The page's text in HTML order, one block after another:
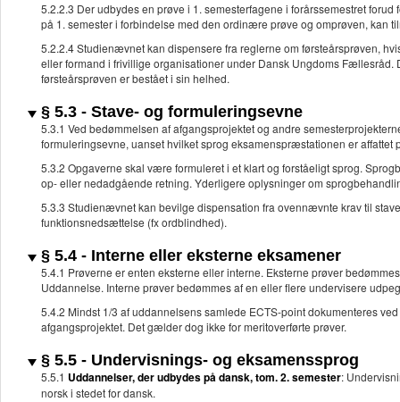
5.2.2.3 Der udbydes en prøve i 1. semesterfagene i forårssemestret
på 1. semester i forbindelse med den ordinære prøve og omprøven, kan
5.2.2.4 Studienævnet kan dispensere fra reglerne om førsteårsprøven,
eller formand i frivillige organisationer under Dansk Ungdoms
førsteårsprøven er bestået i sin helhed.
§ 5.3 - Stave- og formuleringsevne
5.3.1 Ved bedømmelsen af afgangsprojektet og andre
formuleringsevne, uanset hvilket sprog eksamenspræstationen er affattet
5.3.2 Opgaverne skal være formuleret i et klart og forståeligt sprog.
op- eller nedadgående retning. Yderligere oplysninger om
5.3.3 Studienævnet kan bevilge dispensation fra ovennævnte krav til
funktionsnedsættelse (fx ordblindhed).
§ 5.4 - Interne eller eksterne eksamener
5.4.1 Prøverne er enten eksterne eller interne. Eksterne prøver
Uddannelse. Interne prøver bedømmes af en eller flere undervisere
5.4.2 Mindst 1/3 af uddannelsens samlede ECTS-point dokumenteres
afgangsprojektet. Det gælder dog ikke for meritoverførte prøver.
§ 5.5 - Undervisnings- og eksamenssprog
5.5.1 Uddannelser, der udbydes på dansk, tom. 2. semester:
norsk i stedet for dansk.